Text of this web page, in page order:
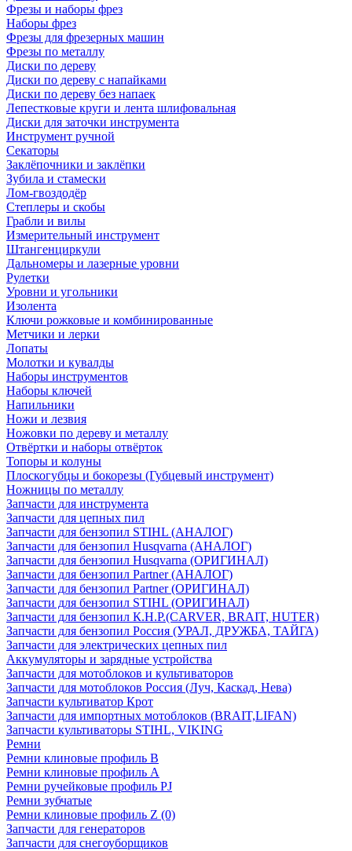
Фрезы и наборы фрез
Наборы фрез
Фрезы для фрезерных машин
Фрезы по металлу
Диски по дереву
Диски по дереву с напайками
Диски по дереву без напаек
Лепестковые круги и лента шлифовальная
Диски для заточки инструмента
Инструмент ручной
Секаторы
Заклёпочники и заклёпки
Зубила и стамески
Лом-гвоздодёр
Степлеры и скобы
Грабли и вилы
Измерительный инструмент
Штангенциркули
Дальномеры и лазерные уровни
Рулетки
Уровни и угольники
Изолента
Ключи рожковые и комбинированные
Метчики и лерки
Лопаты
Молотки и кувалды
Наборы инструментов
Наборы ключей
Напильники
Ножи и лезвия
Ножовки по дереву и металлу
Отвёртки и наборы отвёрток
Топоры и колуны
Плоскогубцы и бокорезы (Губцевый инструмент)
Ножницы по металлу
Запчасти для инструмента
Запчасти для цепных пил
Запчасти для бензопил STIHL (АНАЛОГ)
Запчасти для бензопил Husqvarna (АНАЛОГ)
Запчасти для бензопил Husqvarna (ОРИГИНАЛ)
Запчасти для бензопил Partner (АНАЛОГ)
Запчасти для бензопил Partner (ОРИГИНАЛ)
Запчасти для бензопил STIHL (ОРИГИНАЛ)
Запчасти для бензопил К.Н.Р.(CARVER, BRAIT, HUTER)
Запчасти для бензопил Россия (УРАЛ, ДРУЖБА, ТАЙГА)
Запчасти для электрических цепных пил
Аккумуляторы и зарядные устройства
Запчасти для мотоблоков и культиваторов
Запчасти для мотоблоков Россия (Луч, Каскад, Нева)
Запчасти культиватор Крот
Запчасти для импортных мотоблоков (BRAIT,LIFAN)
Запчасти культиваторы STIHL, VIKING
Ремни
Ремни клиновые профиль B
Ремни клиновые профиль А
Ремни ручейковые профиль PJ
Ремни зубчатые
Ремни клиновые профиль Z (0)
Запчасти для генераторов
Запчасти для снегоуборщиков